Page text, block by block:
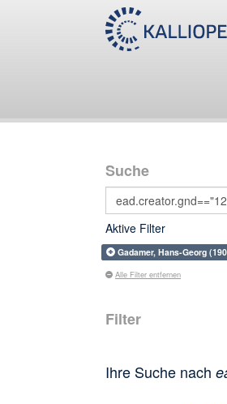
Suche
Aktive Filter
Gadamer, Hans-Georg
Alle Filter entfernen
Filter
Ihre Suche nach